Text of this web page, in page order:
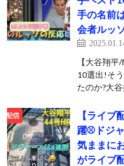
手の名前
会者ルッ
【大谷翔
10選出!そ
たのか?大
【ライブ
躍⚾️ドジ
気ままに
がライブ